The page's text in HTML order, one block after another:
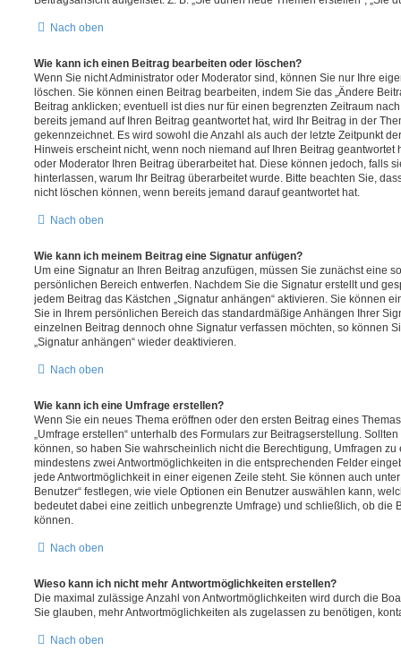
Nach oben
Wie kann ich einen Beitrag bearbeiten oder löschen?
Wenn Sie nicht Administrator oder Moderator sind, können Sie nur Ihre
löschen. Sie können einen Beitrag bearbeiten, indem Sie das „Ändere
Beitrag anklicken; eventuell ist dies nur für einen begrenzten Zeitraum
bereits jemand auf Ihren Beitrag geantwortet hat, wird Ihr Beitrag in der
gekennzeichnet. Es wird sowohl die Anzahl als auch der letzte Zeitpunkt
Hinweis erscheint nicht, wenn noch niemand auf Ihren Beitrag geantwortet
oder Moderator Ihren Beitrag überarbeitet hat. Diese können jedoch, falls
hinterlassen, warum Ihr Beitrag überarbeitet wurde. Bitte beachten Sie,
nicht löschen können, wenn bereits jemand darauf geantwortet hat.
Nach oben
Wie kann ich meinem Beitrag eine Signatur anfügen?
Um eine Signatur an Ihren Beitrag anzufügen, müssen Sie zunächst eine
persönlichen Bereich entwerfen. Nachdem Sie die Signatur erstellt und
jedem Beitrag das Kästchen „Signatur anhängen“ aktivieren. Sie können
Sie in Ihrem persönlichen Bereich das standardmäßige Anhängen Ihrer
einzelnen Beitrag dennoch ohne Signatur verfassen möchten, so können
„Signatur anhängen“ wieder deaktivieren.
Nach oben
Wie kann ich eine Umfrage erstellen?
Wenn Sie ein neues Thema eröffnen oder den ersten Beitrag eines
„Umfrage erstellen“ unterhalb des Formulars zur Beitragserstellung.
können, so haben Sie wahrscheinlich nicht die Berechtigung, Umfragen
mindestens zwei Antwortmöglichkeiten in die entsprechenden Felder
jede Antwortmöglichkeit in einer eigenen Zeile steht. Sie können auch
Benutzer“ festlegen, wie viele Optionen ein Benutzer auswählen kann,
bedeutet dabei eine zeitlich unbegrenzte Umfrage) und schließlich, ob die
können.
Nach oben
Wieso kann ich nicht mehr Antwortmöglichkeiten erstellen?
Die maximal zulässige Anzahl von Antwortmöglichkeiten wird durch die
Sie glauben, mehr Antwortmöglichkeiten als zugelassen zu benötigen,
Nach oben